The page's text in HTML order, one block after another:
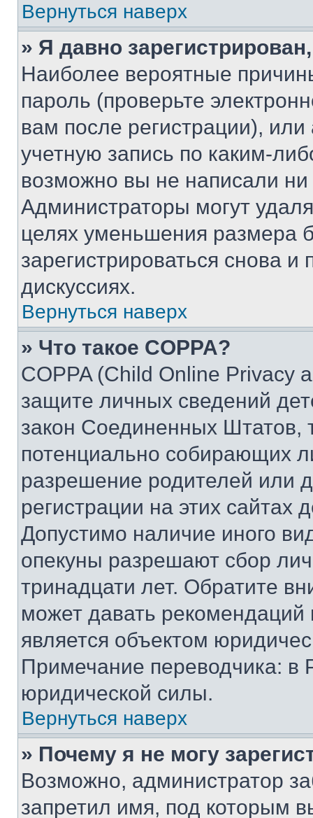
Вернуться наверх
» Я давно
Наиболее вероятные
пароль (проверьте
вам после регистрации),
учетную запись по каким-
возможно вы не написали
Администраторы могут
целях уменьшения размера
зарегистрироваться снова и
дискуссиях.
Вернуться наверх
» Что такое COPPA?
COPPA (Child Online Privacy
защите личных сведений
закон Соединенных Штатов,
потенциально собирающих
разрешение родителей или
регистрации на этих сайтах
Допустимо наличие иного
опекуны разрешают сбор
тринадцати лет. Обратите
может давать
является объектом
Примечание переводчика: в
юридической силы.
Вернуться наверх
» Почему я не могу
Возможно, администратор
запретил имя, под которым